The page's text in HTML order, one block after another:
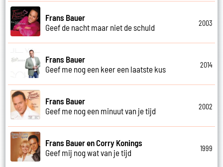
Frans Bauer
Geef de nacht maar niet de schuld
2003
Frans Bauer
Geef me nog een keer een laatste kus
2014
Frans Bauer
Geef me nog een minuut van je tijd
2002
Frans Bauer en Corry Konings
Geef mij nog wat van je tijd
1999